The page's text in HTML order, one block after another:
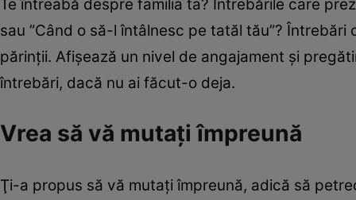
Te întreabă despre familia ta? Întrebările care
sau ”Când o să-l întâlnesc pe tatăl tău”?
părinţii. Afişează un nivel de angajament şi
întrebări, dacă nu ai făcut-o deja.
Vrea să vă mutaţi împreună
Ţi-a propus să vă mutaţi împreună, adică să